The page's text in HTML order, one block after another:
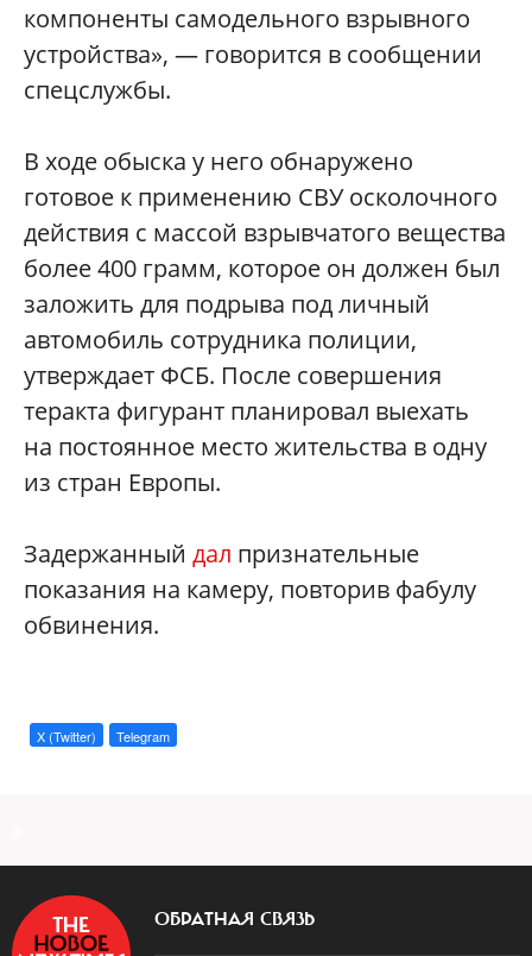
компоненты самодельного взрывного
устройства», — говорится в сообщении
спецслужбы.
В ходе обыска у него обнаружено
готовое к применению СВУ осколочного
действия с массой взрывчатого вещества
более 400 грамм, которое он должен был
заложить для подрыва под личный
автомобиль сотрудника полиции,
утверждает ФСБ. После совершения
теракта фигурант планировал выехать
на постоянное место жительства в одну
из стран Европы.
Задержанный дал признательные
показания на камеру, повторив фабулу
обвинения.
X (Twitter) Telegram
ОБРАТНАЯ СВЯЗЬ